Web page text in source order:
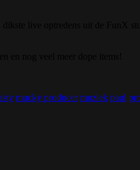
mucky producer muziek paul